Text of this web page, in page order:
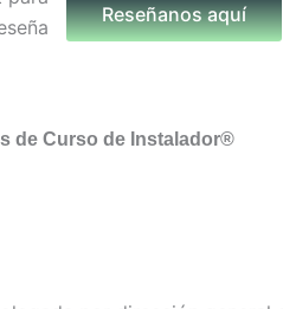
Reseñanos aquí
de Curso de Instalador®